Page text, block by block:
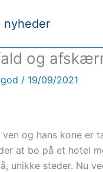
nyheder
og
/ 19/09/2021
ven og hans kone er
at bo på et hotel
unikke steder. Nu